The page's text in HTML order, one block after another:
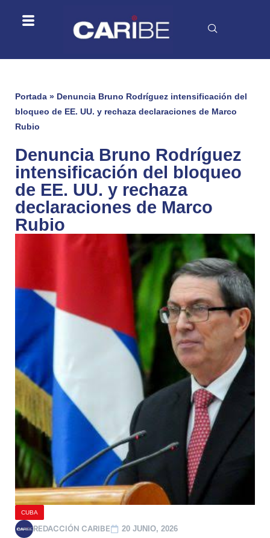
Portada » Denuncia Bruno Rodríguez intensificación del
bloqueo de EE. UU. y rechaza declaraciones de Marco
Rubio
Denuncia Bruno Rodríguez
intensificación del bloqueo
de EE. UU. y rechaza
declaraciones de Marco
Rubio
CUBA
REDACCIÓN CARIBE 20 JUNIO, 2026